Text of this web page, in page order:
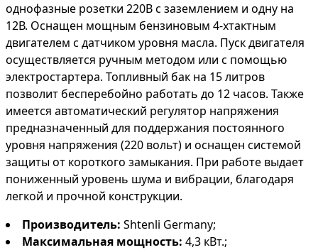
однофазные розетки 220В с заземлением и одну на
12В. Оснащен мощным бензиновым 4-хтактным
двигателем с датчиком уровня масла. Пуск двигателя
осуществляется ручным методом или с помощью
электростартера. Топливный бак на 15 литров
позволит бесперебойно работать до 12 часов. Также
имеется автоматический регулятор напряжения
предназначенный для поддержания постоянного
уровня напряжения (220 вольт) и оснащен системой
защиты от короткого замыкания. При работе выдает
пониженный уровень шума и вибрации, благодаря
легкой и прочной конструкции.
Производитель: Shtenli Germany;
Максимальная мощность: 4,3 кВт.;